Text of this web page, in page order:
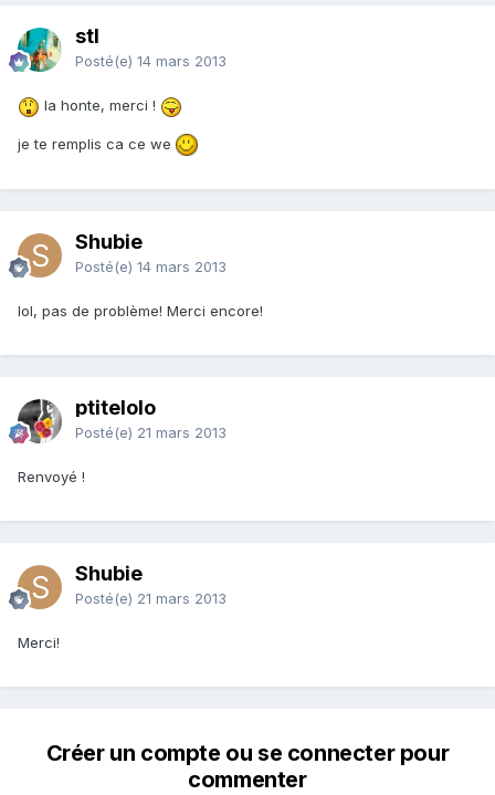
stl
Posté(e) 14 mars 2013
la honte, merci !
je te remplis ca ce we
Shubie
Posté(e) 14 mars 2013
lol, pas de problème! Merci encore!
ptitelolo
Posté(e) 21 mars 2013
Renvoyé !
Shubie
Posté(e) 21 mars 2013
Merci!
Créer un compte ou se connecter pour
commenter